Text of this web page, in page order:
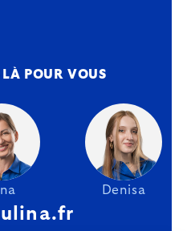
LÀ POUR VOUS
Denisa